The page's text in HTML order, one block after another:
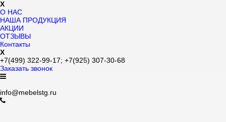
X
О НАС
НАША ПРОДУКЦИЯ
АКЦИИ
ОТЗЫВЫ
Контакты
X
+7(499) 322-99-17; +7(925) 307-30-68
Заказать звонок
info@mebelstg.ru